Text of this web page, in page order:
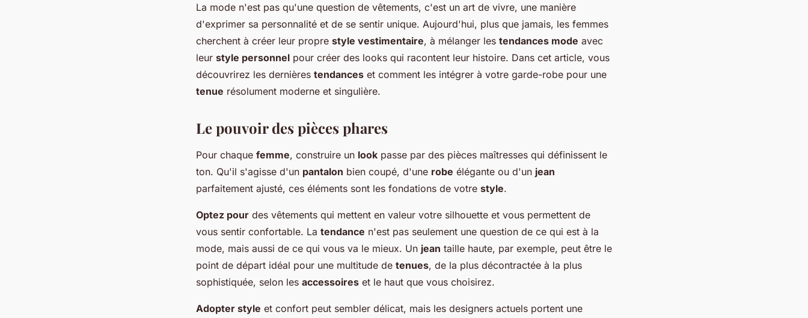
La mode n'est pas qu'une question de vêtements, c'est un art de vivre, une manière
d'exprimer sa personnalité et de se sentir unique. Aujourd'hui, plus que jamais, les femmes
cherchent à créer leur propre style vestimentaire, à mélanger les tendances mode avec
leur style personnel pour créer des looks qui racontent leur histoire. Dans cet article, vous
découvrirez les dernières tendances et comment les intégrer à votre garde-robe pour une
tenue résolument moderne et singulière.
Le pouvoir des pièces phares
Pour chaque femme, construire un look passe par des pièces maîtresses qui définissent le
ton. Qu'il s'agisse d'un pantalon bien coupé, d'une robe élégante ou d'un jean
parfaitement ajusté, ces éléments sont les fondations de votre style.
Optez pour des vêtements qui mettent en valeur votre silhouette et vous permettent de
vous sentir confortable. La tendance n'est pas seulement une question de ce qui est à la
mode, mais aussi de ce qui vous va le mieux. Un jean taille haute, par exemple, peut être le
point de départ idéal pour une multitude de tenues, de la plus décontractée à la plus
sophistiquée, selon les accessoires et le haut que vous choisirez.
Adopter style et confort peut sembler délicat, mais les designers actuels portent une